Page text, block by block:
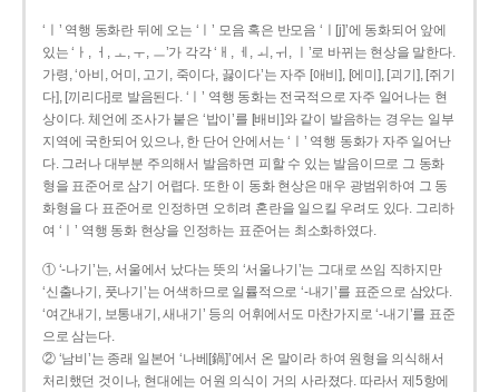
‘ㅣ’ 역행 동화란 뒤에 오는 ‘ㅣ’ 모음 혹은 반모음 ‘ㅣ[j]’에 동화되어 앞에
있는 ‘ㅏ, ㅓ, ㅗ, ㅜ, ㅡ’가 각각 ‘ㅐ, ㅔ, ㅚ, ㅟ, ㅣ’로 바뀌는 현상을 말한다.
가령, ‘아비, 어미, 고기, 죽이다, 끓이다’는 자주 [애비], [에미], [괴기], [쥐기
다], [끼리다]로 발음된다. ‘ㅣ’ 역행 동화는 전국적으로 자주 일어나는 현
상이다. 체언에 조사가 붙은 ‘밥이’를 [배비]와 같이 발음하는 경우는 일부
지역에 국한되어 있으나, 한 단어 안에서는 ‘ㅣ’ 역행 동화가 자주 일어난
다. 그러나 대부분 주의해서 발음하면 피할 수 있는 발음이므로 그 동화
형을 표준어로 삼기 어렵다. 또한 이 동화 현상은 매우 광범위하여 그 동
화형을 다 표준어로 인정하면 오히려 혼란을 일으킬 우려도 있다. 그리하
여 ‘ㅣ’ 역행 동화 현상을 인정하는 표준어는 최소화하였다.
① ‘-나기’는, 서울에서 났다는 뜻의 ‘서울나기’는 그대로 쓰임 직하지만
‘신출나기, 풋나기’는 어색하므로 일률적으로 ‘-내기’를 표준으로 삼았다.
‘여간내기, 보통내기, 새내기’ 등의 어휘에서도 마찬가지로 ‘-내기’를 표준
으로 삼는다.
② ‘남비’는 종래 일본어 ‘나베[鍋]’에서 온 말이라 하여 원형을 의식해서
처리했던 것이나, 현대에는 어원 의식이 거의 사라졌다. 따라서 제5항에